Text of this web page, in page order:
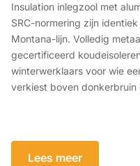
Insulation inlegzool met
SRC-normering zijn
Montana-lijn. Volledig
gecertificeerd
winterwerklaars voor wie
verkiest boven donkerbruin
Lees meer